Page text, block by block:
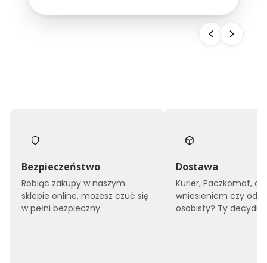
obiektu. Dlatego...
Bezpieczeństwo
Robiąc zakupy w naszym
sklepie online, możesz czuć się
w pełni bezpieczny.
Dostawa
Kurier, Paczkomat,
wniesieniem czy
osobisty? Ty